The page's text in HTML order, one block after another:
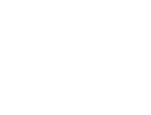
film fra 1939, med
Løwert, Aage
brave og